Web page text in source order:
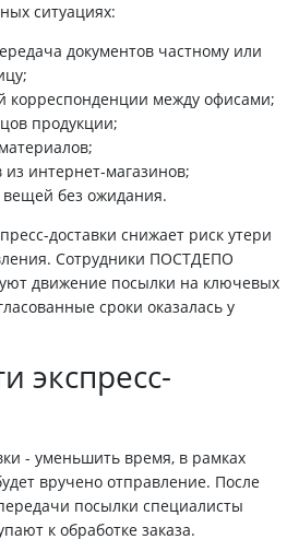
ситуациях:
документов частному или
корреспонденции между офисами;
продукции;
из интернет-магазинов;
вещей без ожидания.
доставки снижает риск утери
Сотрудники ПОСТДЕПО
движение посылки на ключевых
сроки оказалась у
экспресс-
- уменьшить время, в рамках
вручено отправление. После
посылки специалисты
к обработке заказа.